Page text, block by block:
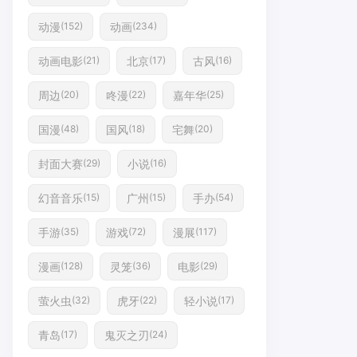
动漫(152) 动画(234)
动画电影(21) 北京(17) 古风(16)
周边 (20) 咚漫(22) 嘉年华(25)
国漫(48) 国风(18) 宅舞(20)
封面大赛(29) 小说(16)
幻音音乐(15) 广州 (15) 手办(54)
手游(35) 游戏(72) 漫展(117)
漫画(128) 灵笼(36) 电影(29)
萤火虫 (32) 虎牙(22) 轻小说(17)
青岛(17) 鬼灭之刃(24)